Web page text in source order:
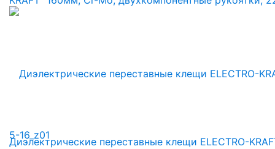
Диэлектрические переставные клещи ELECTRO-